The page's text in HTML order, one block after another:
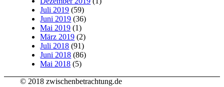
Juli 2019 (59)
Juni 2019 (36)
Mai 2019 (1)
März 2019 (2)
Juli 2018 (91)
Juni 2018 (86)
Mai 2018 (5)
© 2018 zwischenbetrachtung.de